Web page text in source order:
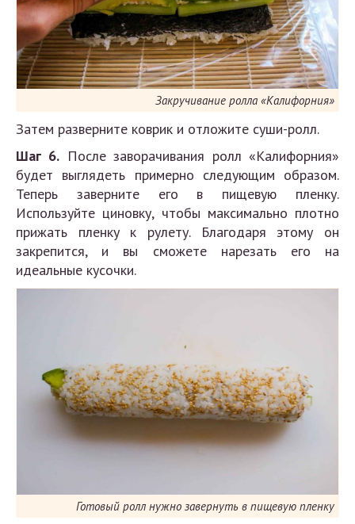
Закручивание ролла «Калифорния»
Затем разверните коврик и отложите суши-ролл.
Шаг 6. После заворачивания ролл «Калифорния»
будет выглядеть примерно следующим образом.
Теперь заверните его в пищевую пленку.
Используйте циновку, чтобы максимально плотно
прижать пленку к рулету. Благодаря этому он
закрепится, и вы сможете нарезать его на
идеальные кусочки.
Готовый ролл нужно завернуть в пищевую пленку